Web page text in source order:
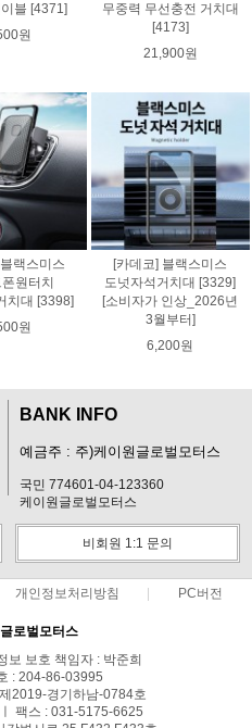
블 [4371]
원
무중력 무선충전 거치대
[4173]
21,900원
랙스미스
원터치
치대 [3398]
원
[카데코] 블랙스미스
도넛자석거치대 [3329]
[소비자가 인상_2026년
3월부터]
6,200원
BANK INFO
예금주 : 주)케이원글로벌모터스
국민 774601-04-123360
케이원글로벌모터스
비회원 1:1 문의
개인정보처리방침 PC버전
로벌모터스
보 보호 책임자 : 박준희
: 204-86-03995
2019-경기하남-0784호
팩스 : 031-5175-6625